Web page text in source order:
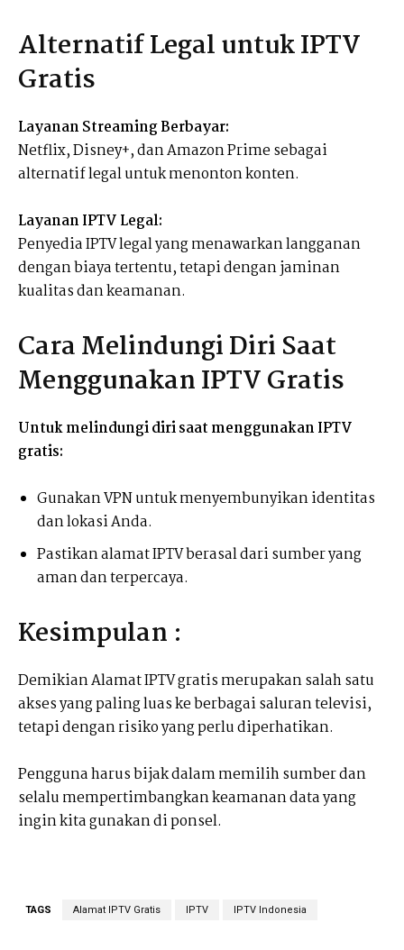
Alternatif Legal untuk IPTV
Gratis
Layanan Streaming Berbayar:
Netflix, Disney+, dan Amazon Prime sebagai
alternatif legal untuk menonton konten.
Layanan IPTV Legal:
Penyedia IPTV legal yang menawarkan langganan
dengan biaya tertentu, tetapi dengan jaminan
kualitas dan keamanan.
Cara Melindungi Diri Saat
Menggunakan IPTV Gratis
Untuk melindungi diri saat menggunakan IPTV
gratis:
Gunakan VPN untuk menyembunyikan identitas
dan lokasi Anda.
Pastikan alamat IPTV berasal dari sumber yang
aman dan terpercaya.
Kesimpulan :
Demikian Alamat IPTV gratis merupakan salah satu
akses yang paling luas ke berbagai saluran televisi,
tetapi dengan risiko yang perlu diperhatikan.
Pengguna harus bijak dalam memilih sumber dan
selalu mempertimbangkan keamanan data yang
ingin kita gunakan di ponsel.
TAGS Alamat IPTV Gratis IPTV IPTV Indonesia